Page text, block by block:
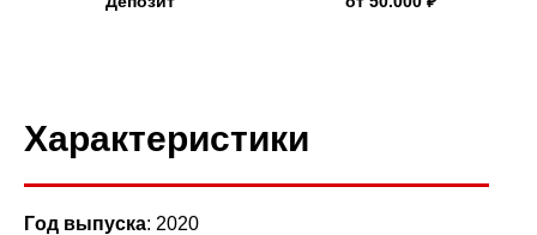
Характеристики
Гoд выпуска: 2020